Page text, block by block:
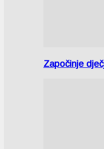
Započinje